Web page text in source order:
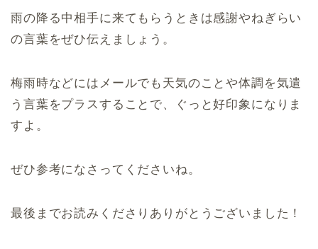
雨の降る中相手に来てもらうときは感謝やねぎらい
の言葉をぜひ伝えましょう。
梅雨時などにはメールでも天気のことや体調を気遣
う言葉をプラスすることで、ぐっと好印象になりま
すよ。
ぜひ参考になさってくださいね。
最後までお読みくださりありがとうございました！